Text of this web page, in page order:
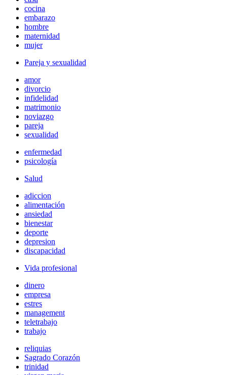
cocina
embarazo
hombre
maternidad
mujer
Pareja y sexualidad
amor
divorcio
infidelidad
matrimonio
noviazgo
pareja
sexualidad
enfermedad
psicología
Salud
adiccion
alimentación
ansiedad
bienestar
deporte
depresion
discapacidad
Vida profesional
dinero
empresa
estres
management
teletrabajo
trabajo
reliquias
Sagrado Corazón
trinidad